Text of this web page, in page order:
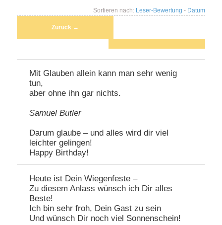
Sortieren nach: Leser-Bewertung - Datum
Beitragsnavigation
Zurück ←
Mit Glauben allein kann man sehr wenig
tun,
aber ohne ihn gar nichts.
Samuel Butler
Darum glaube – und alles wird dir viel
leichter gelingen!
Happy Birthday!
Heute ist Dein Wiegenfeste –
Zu diesem Anlass wünsch ich Dir alles
Beste!
Ich bin sehr froh, Dein Gast zu sein
Und wünsch Dir noch viel Sonnenschein!